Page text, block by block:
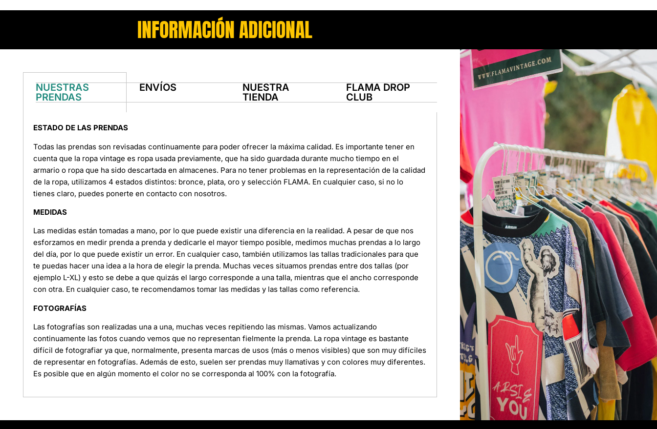
INFORMACIÓN ADICIONAL
NUESTRAS
PRENDAS
ENVÍOS
NUESTRA
TIENDA
FLAMA DROP
CLUB
ESTADO DE LAS PRENDAS
Todas las prendas son revisadas continuamente para poder ofrecer la máxima calidad. Es importante tener en
cuenta que la ropa vintage es ropa usada previamente, que ha sido guardada durante mucho tiempo en el
armario o ropa que ha sido descartada en almacenes. Para no tener problemas en la representación de la calidad
de la ropa, utilizamos 4 estados distintos: bronce, plata, oro y selección FLAMA. En cualquier caso, si no lo
tienes claro, puedes ponerte en contacto con nosotros.
MEDIDAS
Las medidas están tomadas a mano, por lo que puede existir una diferencia en la realidad. A pesar de que nos
esforzamos en medir prenda a prenda y dedicarle el mayor tiempo posible, medimos muchas prendas a lo largo
del día, por lo que puede existir un error. En cualquier caso, también utilizamos las tallas tradicionales para que
te puedas hacer una idea a la hora de elegir la prenda. Muchas veces situamos prendas entre dos tallas (por
ejemplo L-XL) y esto se debe a que quizás el largo corresponde a una talla, mientras que el ancho corresponde
con otra. En cualquier caso, te recomendamos tomar las medidas y las tallas como referencia.
FOTOGRAFÍAS
Las fotografías son realizadas una a una, muchas veces repitiendo las mismas. Vamos actualizando
continuamente las fotos cuando vemos que no representan fielmente la prenda. La ropa vintage es bastante
difícil de fotografiar ya que, normalmente, presenta marcas de usos (más o menos visibles) que son muy difíciles
de representar en fotografías. Además de esto, suelen ser prendas muy llamativas y con colores muy diferentes.
Es posible que en algún momento el color no se corresponda al 100% con la fotografía.